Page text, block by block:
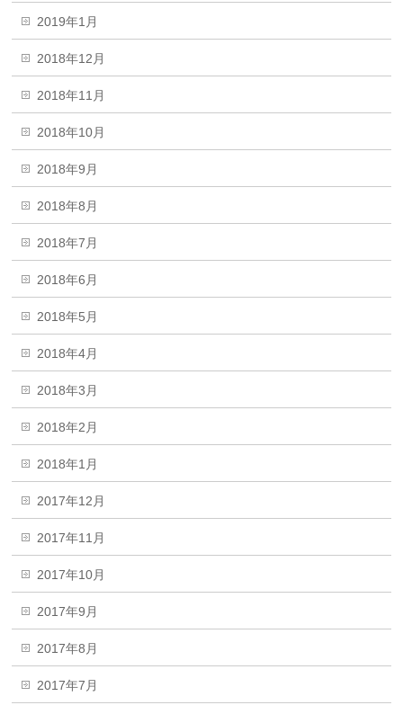
2019年1月
2018年12月
2018年11月
2018年10月
2018年9月
2018年8月
2018年7月
2018年6月
2018年5月
2018年4月
2018年3月
2018年2月
2018年1月
2017年12月
2017年11月
2017年10月
2017年9月
2017年8月
2017年7月